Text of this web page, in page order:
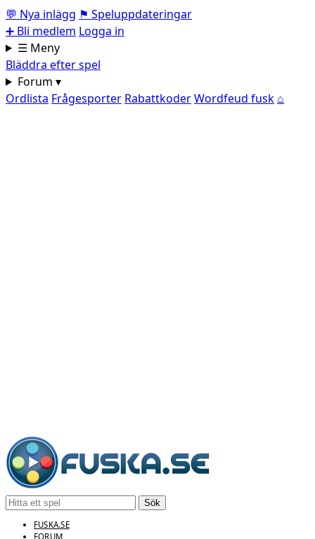
💬 Nya inlägg ⚑ Speluppdateringar
➕ Bli medlem Logga in
☰ Meny
Bläddra efter spel
Forum ▾
Ordlista Frågesporter RabattkoderWordfeud fusk ⌂
Sök
FUSKA.SE
FORUM